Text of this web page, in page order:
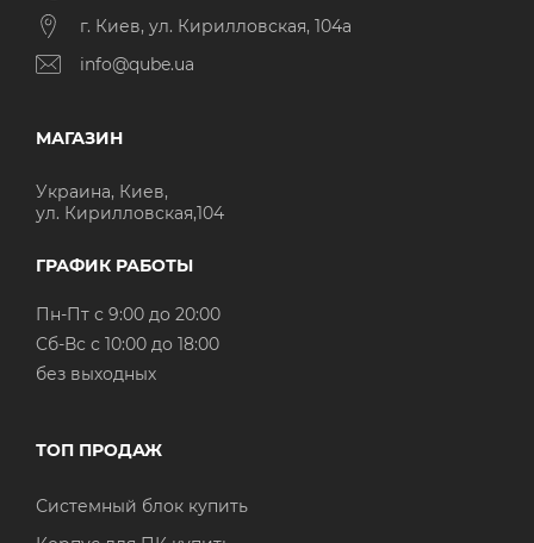
г. Киев, ул. Кирилловская, 104а
info@qube.ua
МАГАЗИН
Украина, Киев,
ул. Кирилловская,104
ГРАФИК РАБОТЫ
Пн-Пт с 9:00 до 20:00
Cб-Вс с 10:00 до 18:00
без выходных
ТОП ПРОДАЖ
Системный блок купить